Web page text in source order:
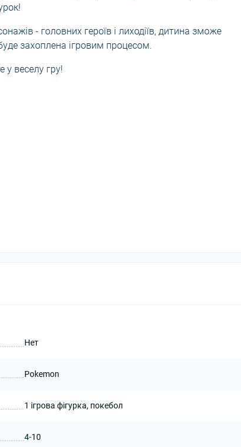
- головних героїв і лиходіїв, дитина зможе
захоплена ігровим процесом.
у веселу гру!
Нет
Pokemon
1 ігрова фігурка, покебол
4-10